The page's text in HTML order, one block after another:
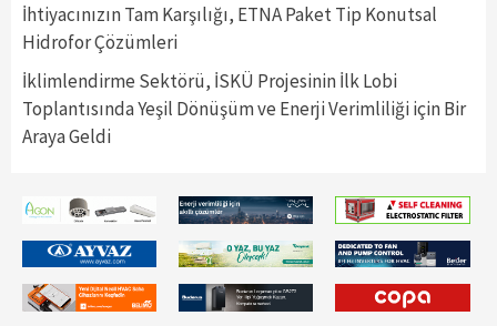
İhtiyacınızın Tam Karşılığı, ETNA Paket Tip Konutsal
Hidrofor Çözümleri
İklimlendirme Sektörü, İSKÜ Projesinin İlk Lobi
Toplantısında Yeşil Dönüşüm ve Enerji Verimliliği için Bir
Araya Geldi